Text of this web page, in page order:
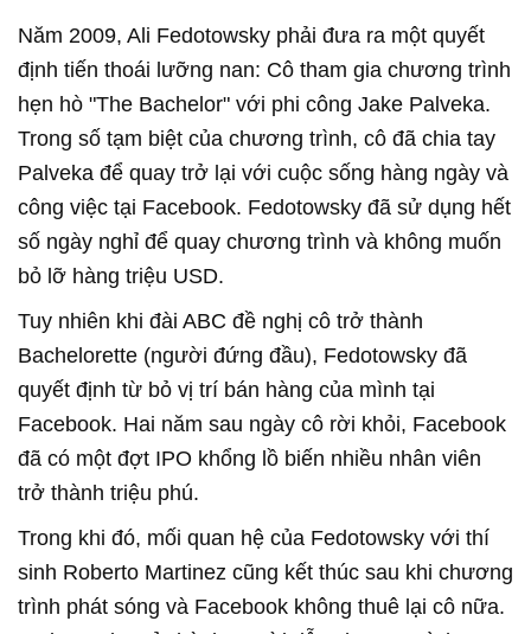
Năm 2009, Ali Fedotowsky phải đưa ra một quyết
định tiến thoái lưỡng nan: Cô tham gia chương trình
hẹn hò "The Bachelor" với phi công Jake Palveka.
Trong số tạm biệt của chương trình, cô đã chia tay
Palveka để quay trở lại với cuộc sống hàng ngày và
công việc tại Facebook. Fedotowsky đã sử dụng hết
số ngày nghỉ để quay chương trình và không muốn
bỏ lỡ hàng triệu USD.
Tuy nhiên khi đài ABC đề nghị cô trở thành
Bachelorette (người đứng đầu), Fedotowsky đã
quyết định từ bỏ vị trí bán hàng của mình tại
Facebook. Hai năm sau ngày cô rời khỏi, Facebook
đã có một đợt IPO khổng lồ biến nhiều nhân viên
trở thành triệu phú.
Trong khi đó, mối quan hệ của Fedotowsky với thí
sinh Roberto Martinez cũng kết thúc sau khi chương
trình phát sóng và Facebook không thuê lại cô nữa.